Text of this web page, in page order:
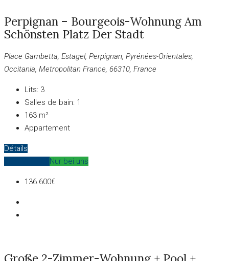
Perpignan – Bourgeois-Wohnung Am
Schönsten Platz Der Stadt
Place Gambetta, Estagel, Perpignan, Pyrénées-Orientales,
Occitania, Metropolitan France, 66310, France
Lits: 3
Salles de bain: 1
163 m²
Appartement
Détails
Nur bei uns
136.600€